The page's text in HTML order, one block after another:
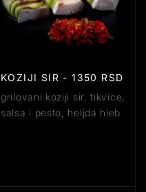
KOZIJI SIR - 1350 RSD
grilovani koziji sir, tikvice,
salsa i pesto, heljda hleb